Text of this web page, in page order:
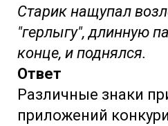
Старик нащупал
"герлыгу", длинную
конце, и поднялся.
Ответ
Различные знаки
приложений